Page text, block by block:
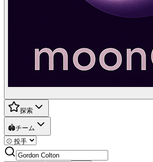
探索
🏟️チーム